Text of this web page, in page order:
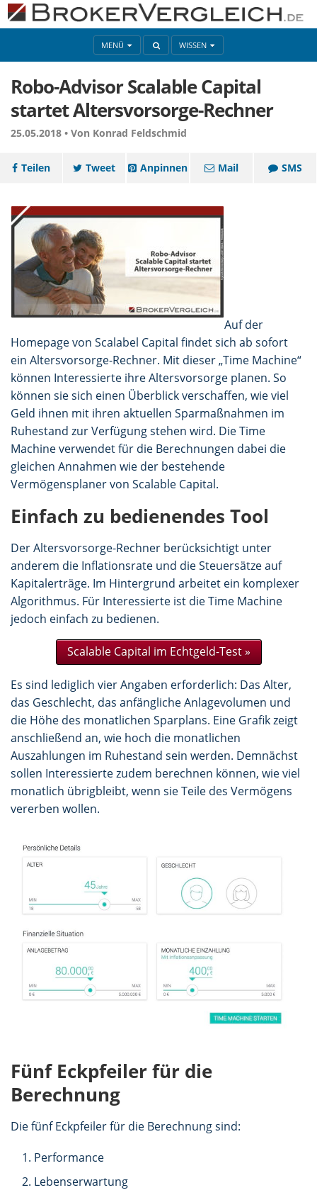
MENÜ WISSEN
Robo-Advisor Scalable Capital
startet Altersvorsorge-Rechner
25.05.2018 • Von Konrad Feldschmid
Teilen Tweet Anpinnen Mail SMS
Auf der
Homepage von Scalabel Capital findet sich ab sofort
ein Altersvorsorge-Rechner. Mit dieser „Time Machine“
können Interessierte ihre Altersvorsorge planen. So
können sie sich einen Überblick verschaffen, wie viel
Geld ihnen mit ihren aktuellen Sparmaßnahmen im
Ruhestand zur Verfügung stehen wird. Die Time
Machine verwendet für die Berechnungen dabei die
gleichen Annahmen wie der bestehende
Vermögensplaner von Scalable Capital.
Einfach zu bedienendes Tool
Der Altersvorsorge-Rechner berücksichtigt unter
anderem die Inflationsrate und die Steuersätze auf
Kapitalerträge. Im Hintergrund arbeitet ein komplexer
Algorithmus. Für Interessierte ist die Time Machine
jedoch einfach zu bedienen.
Scalable Capital im Echtgeld-Test »
Es sind lediglich vier Angaben erforderlich: Das Alter,
das Geschlecht, das anfängliche Anlagevolumen und
die Höhe des monatlichen Sparplans. Eine Grafik zeigt
anschließend an, wie hoch die monatlichen
Auszahlungen im Ruhestand sein werden. Demnächst
sollen Interessierte zudem berechnen können, wie viel
monatlich übrigbleibt, wenn sie Teile des Vermögens
vererben wollen.
Fünf Eckpfeiler für die
Berechnung
Die fünf Eckpfeiler für die Berechnung sind:
Performance
Lebenserwartung